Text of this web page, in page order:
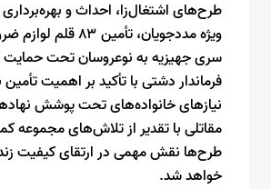
سری جهیزیه به نوعروسان تحت حمایت
فرماندار دشتی با تأکید بر اهمیت
نیازهای خانواده‌های تحت پوشش
مقاتلی با تقدیر از تلاش‌های مجموعه
طرح‌ها نقش مهمی در ارتقای کیفیت
خواهد شد.